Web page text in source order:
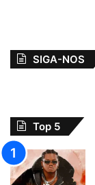
SIGA-NOS
Top 5